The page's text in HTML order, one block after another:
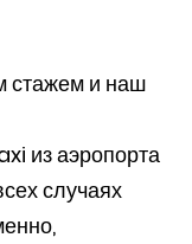
стажем и наш
из аэропорта
случаях